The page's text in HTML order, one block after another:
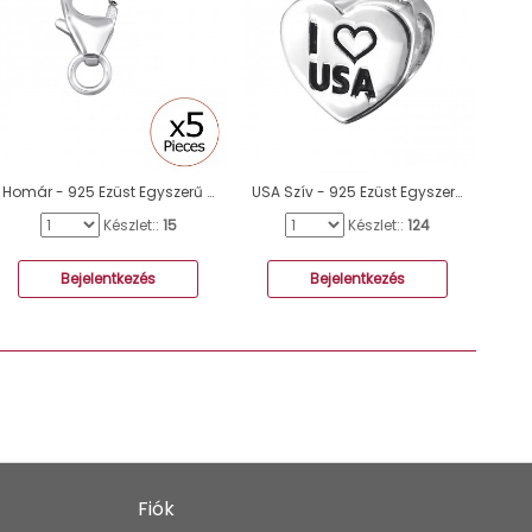
Homár - 925 Ezüst Egyszerű charmok A4S32683
Készlet:: 15
Bejelentkezés
USA Szív - 925 Ezüst Egyszerű charmok A4S19832
Készlet:: 124
Bejelentkezés
Fiók